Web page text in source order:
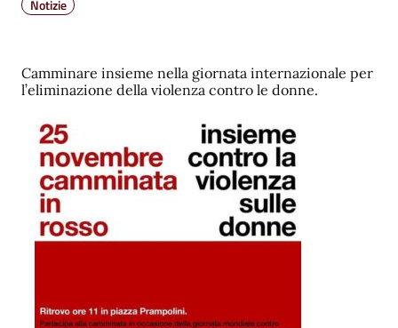
Notizie
Camminare insieme nella giornata internazionale per
l’eliminazione della violenza contro le donne.